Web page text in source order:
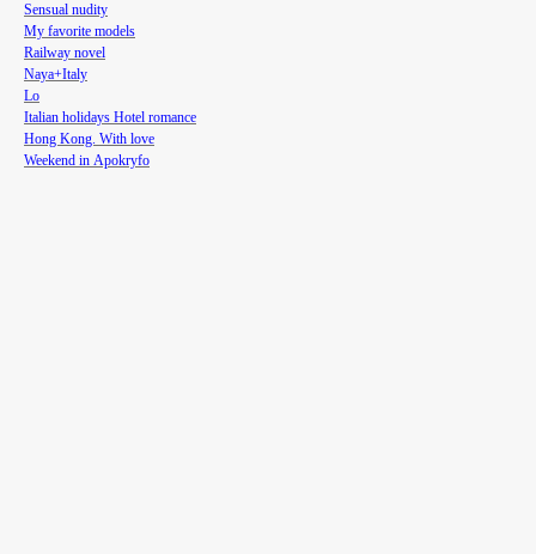
Sensual nudity
My favorite models
Railway novel​
Naya+Italy
Lo​
Italian holidays Hotel romance​
Hong Kong. With love
Weekend in Apokryfo​